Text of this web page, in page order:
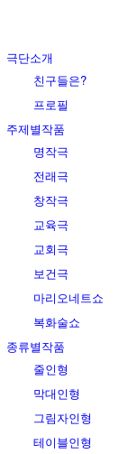
극단소개
친구들은?
프로필
주제별작품
명작극
전래극
창작극
교육극
교회극
보건극
마리오네트쇼
복화술쇼
종류별작품
줄인형
막대인형
그림자인형
테이블인형